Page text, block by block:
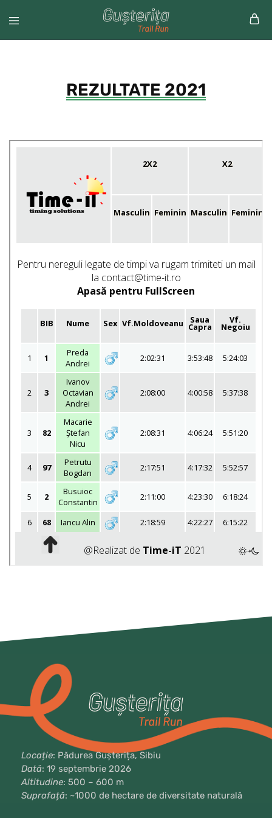
REZULTATE 2021
Locație: Pădurea Gușterița, Sibiu
Dată: 19 septembrie 2026
Altitudine: 500 – 600 m
Suprafață: ~1000 de hectare de diversitate naturală